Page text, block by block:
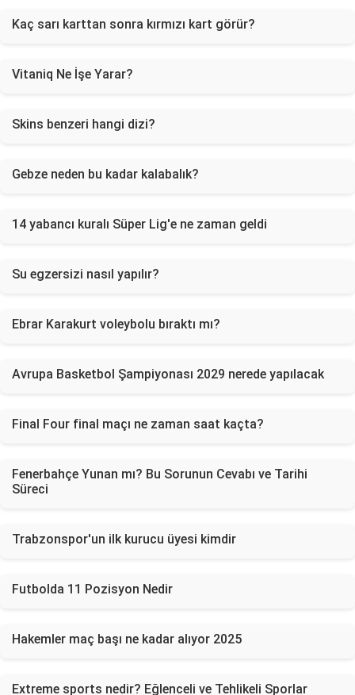
Kaç sarı karttan sonra kırmızı kart görür?
Vitaniq Ne İşe Yarar?
Skins benzeri hangi dizi?
Gebze neden bu kadar kalabalık?
14 yabancı kuralı Süper Lig'e ne zaman geldi
Su egzersizi nasıl yapılır?
Ebrar Karakurt voleybolu bıraktı mı?
Avrupa Basketbol Şampiyonası 2029 nerede yapılacak
Final Four final maçı ne zaman saat kaçta?
Fenerbahçe Yunan mı? Bu Sorunun Cevabı ve Tarihi
Süreci
Trabzonspor'un ilk kurucu üyesi kimdir
Futbolda 11 Pozisyon Nedir
Hakemler maç başı ne kadar alıyor 2025
Extreme sports nedir? Eğlenceli ve Tehlikeli Sporlar